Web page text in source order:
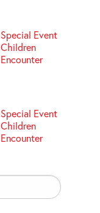
Special Event
Children
Encounter
Special Event
Children
Encounter